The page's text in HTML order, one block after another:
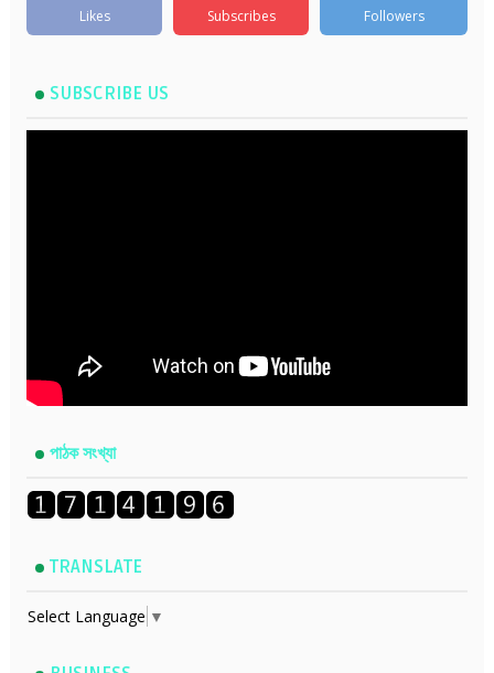
Likes Subscribes Followers
SUBSCRIBE US
পাঠক সংখ্যা
TRANSLATE
Select Language ▼